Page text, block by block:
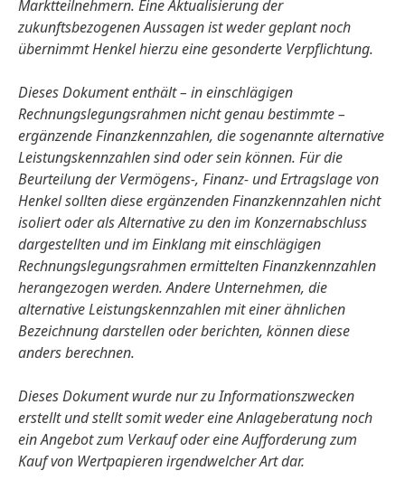
Marktteilnehmern. Eine Aktualisierung der
zukunftsbezogenen Aussagen ist weder geplant noch
übernimmt Henkel hierzu eine gesonderte Verpflichtung.
Dieses Dokument enthält – in einschlägigen
Rechnungslegungsrahmen nicht genau bestimmte –
ergänzende Finanzkennzahlen, die sogenannte alternative
Leistungskennzahlen sind oder sein können. Für die
Beurteilung der Vermögens-, Finanz- und Ertragslage von
Henkel sollten diese ergänzenden Finanzkennzahlen nicht
isoliert oder als Alternative zu den im Konzernabschluss
dargestellten und im Einklang mit einschlägigen
Rechnungslegungsrahmen ermittelten Finanzkennzahlen
herangezogen werden. Andere Unternehmen, die
alternative Leistungskennzahlen mit einer ähnlichen
Bezeichnung darstellen oder berichten, können diese
anders berechnen.
Dieses Dokument wurde nur zu Informationszwecken
erstellt und stellt somit weder eine Anlageberatung noch
ein Angebot zum Verkauf oder eine Aufforderung zum
Kauf von Wertpapieren irgendwelcher Art dar.